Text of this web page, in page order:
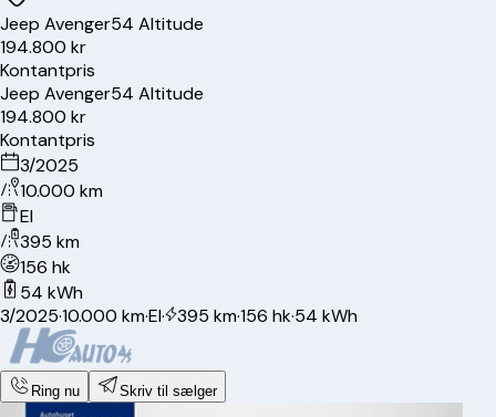
Jeep Avenger54 Altitude
194.800 kr
Kontantpris
Jeep Avenger54 Altitude
194.800 kr
Kontantpris
3/2025
10.000 km
El
395 km
156 hk
54 kWh
3/2025·10.000 km·El· 395 km·156 hk·54 kWh
Ring nu Skriv til sælger